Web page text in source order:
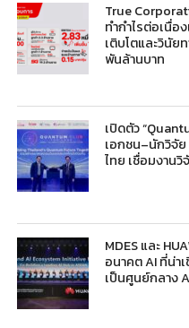
True
ทำกำไรต่อเนื่อ
เติบโตและวินัย
พันล้านบาท
เปิดตัว
เอกชน–นักวิจัย
ไทย เชื่อมงาน
MDES และ
อนาคต AI ที่น่า
เป็นศูนย์กลาง